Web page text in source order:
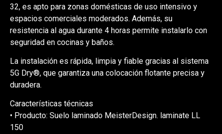
32, es apto para zonas domésticas de uso intensivo y
espacios comerciales moderados. Además, su
resistencia al agua durante 4 horas permite instalarlo con
seguridad en cocinas y baños.
La instalación es rápida, limpia y fiable gracias al sistema
5G Dry®, que garantiza una colocación flotante precisa y
duradera.
Características técnicas
• Producto: Suelo laminado MeisterDesign. laminate LL
150